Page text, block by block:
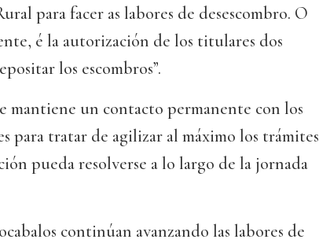
para facer as labores de desescombro. O
é la autorización de los titulares dos
los escombros”.
mantiene un contacto permanente con los
para tratar de agilizar al máximo los trámites
pueda resolverse a lo largo de la jornada
continúan avanzando las labores de